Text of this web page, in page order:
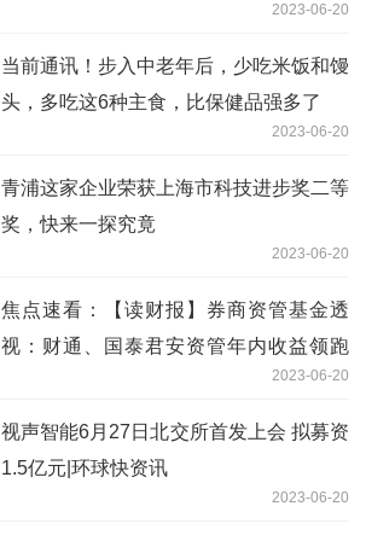
2023-06-20
当前通讯！步入中老年后，少吃米饭和馒
头，多吃这6种主食，比保健品强多了
2023-06-20
青浦这家企业荣获上海市科技进步奖二等
奖，快来一探究竟
2023-06-20
焦点速看：【读财报】券商资管基金透
视：财通、国泰君安资管年内收益领跑
2023-06-20
视声智能6月27日北交所首发上会 拟募资
1.5亿元|环球快资讯
2023-06-20